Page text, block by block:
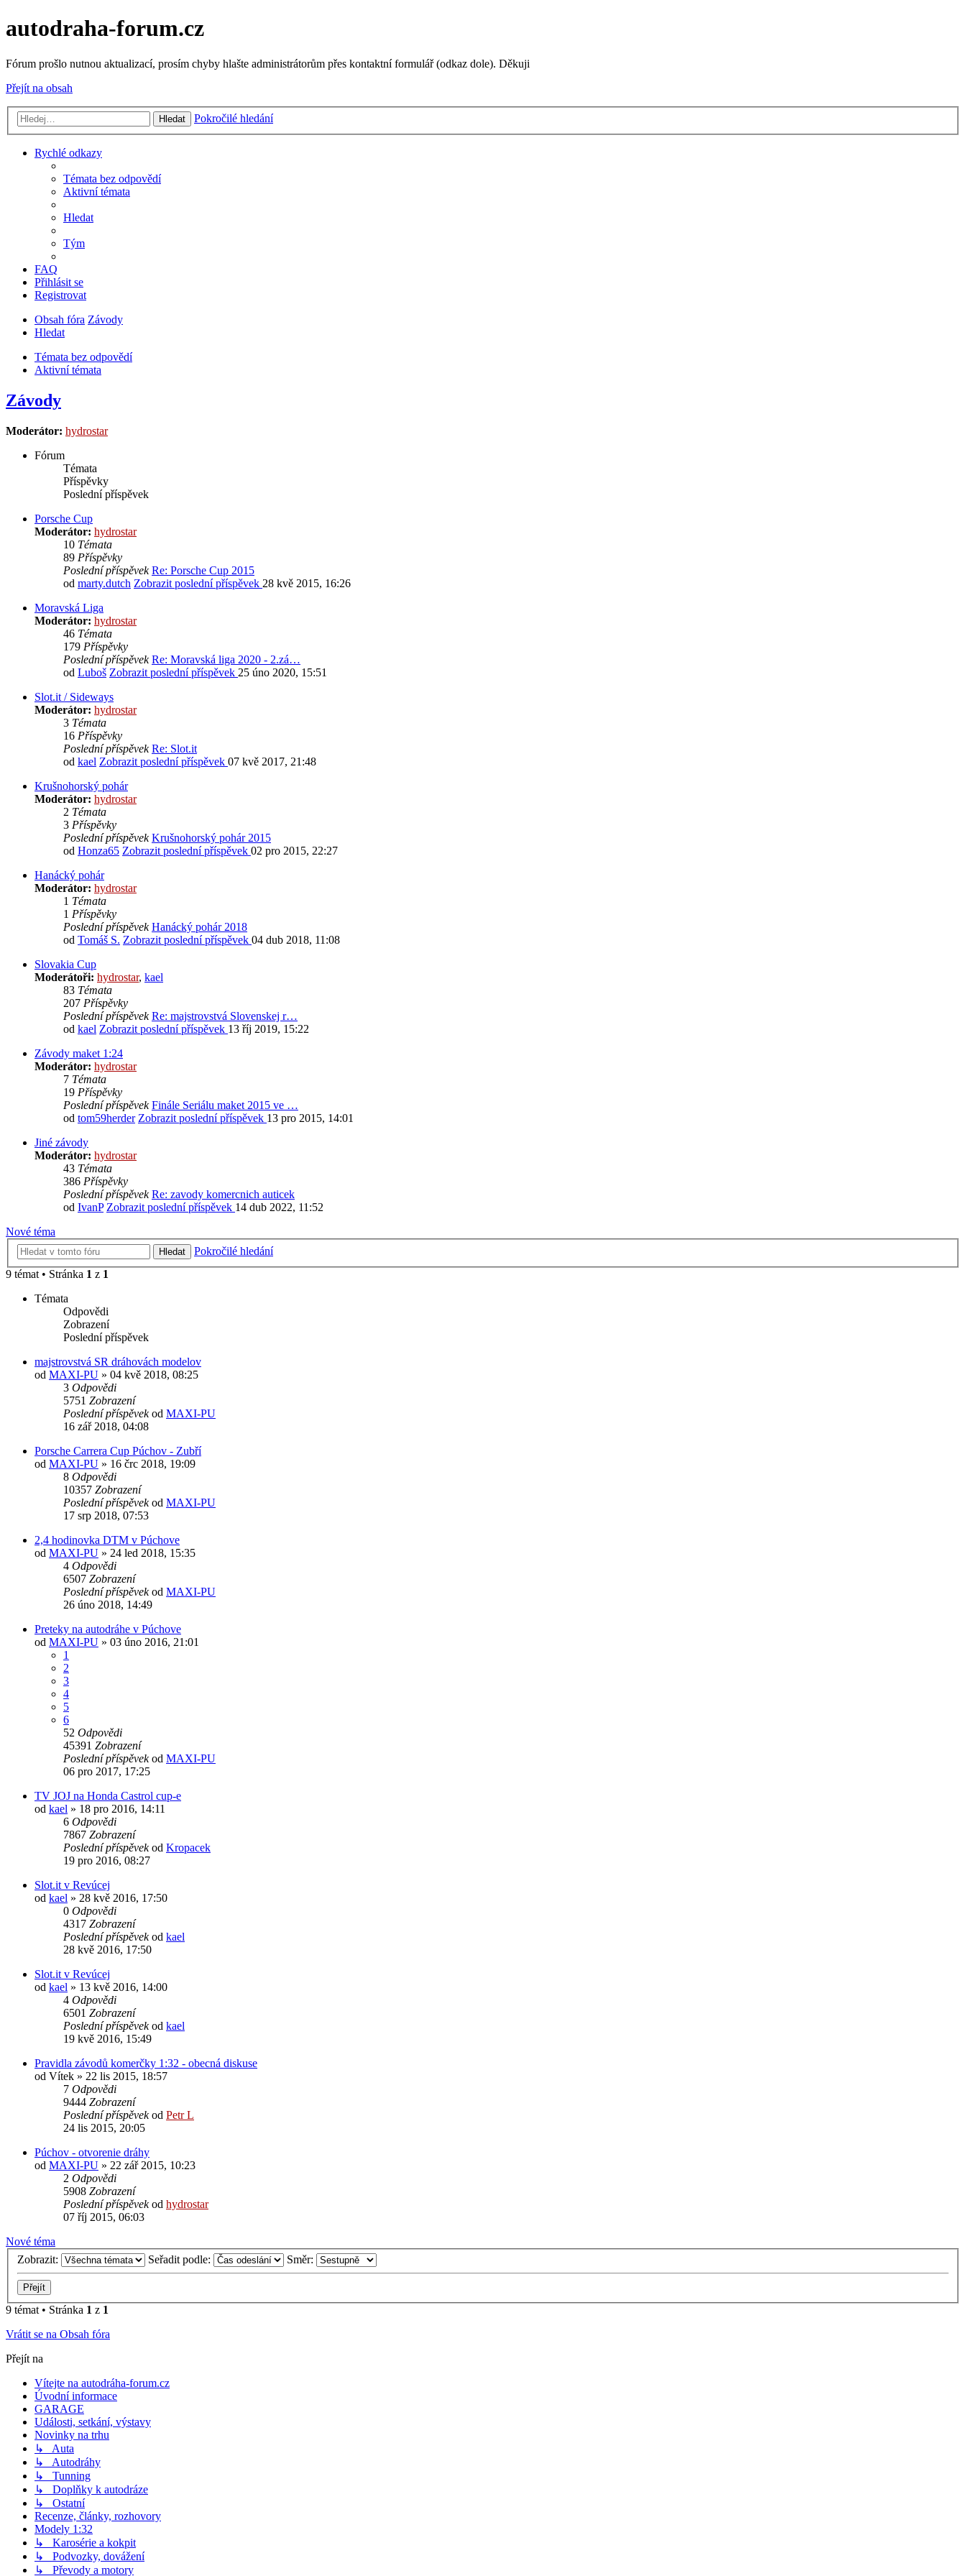
autodraha-forum.cz
Fórum prošlo nutnou aktualizací, prosím chyby hlašte administrátorům přes kontaktní formulář (odkaz dole). Děkuji
Přejít na obsah
Hledat Pokročilé hledání
Rychlé odkazy
Témata bez odpovědí
Aktivní témata
Hledat
Tým
FAQ
Přihlásit se
Registrovat
Obsah fóra Závody
Hledat
Témata bez odpovědí
Aktivní témata
Závody
Moderátor: hydrostar
Fórum
Témata
Příspěvky
Poslední příspěvek
Porsche Cup
Moderátor: hydrostar
10 Témata
89 Příspěvky
Poslední příspěvek Re: Porsche Cup 2015
od marty.dutch Zobrazit poslední příspěvek 28 kvě 2015, 16:26
Moravská Liga
Moderátor: hydrostar
46 Témata
179 Příspěvky
Poslední příspěvek Re: Moravská liga 2020 - 2.zá…
od Luboš Zobrazit poslední příspěvek 25 úno 2020, 15:51
Slot.it / Sideways
Moderátor: hydrostar
3 Témata
16 Příspěvky
Poslední příspěvek Re: Slot.it
od kael Zobrazit poslední příspěvek 07 kvě 2017, 21:48
Krušnohorský pohár
Moderátor: hydrostar
2 Témata
3 Příspěvky
Poslední příspěvek Krušnohorský pohár 2015
od Honza65 Zobrazit poslední příspěvek 02 pro 2015, 22:27
Hanácký pohár
Moderátor: hydrostar
1 Témata
1 Příspěvky
Poslední příspěvek Hanácký pohár 2018
od Tomáš S. Zobrazit poslední příspěvek 04 dub 2018, 11:08
Slovakia Cup
Moderátoři: hydrostar, kael
83 Témata
207 Příspěvky
Poslední příspěvek Re: majstrovstvá Slovenskej r…
od kael Zobrazit poslední příspěvek 13 říj 2019, 15:22
Závody maket 1:24
Moderátor: hydrostar
7 Témata
19 Příspěvky
Poslední příspěvek Finále Seriálu maket 2015 ve …
od tom59herder Zobrazit poslední příspěvek 13 pro 2015, 14:01
Jiné závody
Moderátor: hydrostar
43 Témata
386 Příspěvky
Poslední příspěvek Re: zavody komercnich auticek
od IvanP Zobrazit poslední příspěvek 14 dub 2022, 11:52
Nové téma
Hledat
Pokročilé hledání
9 témat • Stránka 1 z 1
Témata
Odpovědi
Zobrazení
Poslední příspěvek
majstrovstvá SR dráhovách modelov
od MAXI-PU » 04 kvě 2018, 08:25
3 Odpovědi
5751 Zobrazení
Poslední příspěvekod MAXI-PU
16 zář 2018, 04:08
Porsche Carrera Cup Púchov - Zubří
od MAXI-PU » 16 črc 2018, 19:09
8 Odpovědi
10357 Zobrazení
Poslední příspěvekod MAXI-PU
17 srp 2018, 07:53
2,4 hodinovka DTM v Púchove
od MAXI-PU » 24 led 2018, 15:35
4 Odpovědi
6507 Zobrazení
Poslední příspěvekod MAXI-PU
26 úno 2018, 14:49
Preteky na autodráhe v Púchove
od MAXI-PU » 03 úno 2016, 21:01
1
2
3
4
5
6
52 Odpovědi
45391 Zobrazení
Poslední příspěvekod MAXI-PU
06 pro 2017, 17:25
TV JOJ na Honda Castrol cup-e
od kael » 18 pro 2016, 14:11
6 Odpovědi
7867 Zobrazení
Poslední příspěvekod Kropacek
19 pro 2016, 08:27
Slot.it v Revúcej
od kael » 28 kvě 2016, 17:50
0 Odpovědi
4317 Zobrazení
Poslední příspěvekod kael
28 kvě 2016, 17:50
Slot.it v Revúcej
od kael » 13 kvě 2016, 14:00
4 Odpovědi
6501 Zobrazení
Poslední příspěvekod kael
19 kvě 2016, 15:49
Pravidla závodů komerčky 1:32 - obecná diskuse
od Vítek » 22 lis 2015, 18:57
7 Odpovědi
9444 Zobrazení
Poslední příspěvekod Petr L
24 lis 2015, 20:05
Púchov - otvorenie dráhy
od MAXI-PU » 22 zář 2015, 10:23
2 Odpovědi
5908 Zobrazení
Poslední příspěvekod hydrostar
07 říj 2015, 06:03
Nové téma
Zobrazit:
Seřadit podle: Směr:
9 témat • Stránka 1 z 1
Vrátit se na Obsah fóra
Přejít na
Vítejte na autodráha-forum.cz
Úvodní informace
GARAGE
Události, setkání, výstavy
Novinky na trhu
↳ Auta
↳ Autodráhy
↳ Tunning
↳ Doplňky k autodráze
↳ Ostatní
Recenze, články, rozhovory
Modely 1:32
↳ Karosérie a kokpit
↳ Podvozky, dovážení
↳ Převody a motory